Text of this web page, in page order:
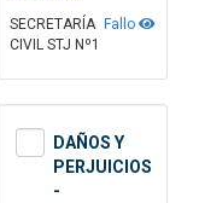
Fallo
SECRETARÍA
CIVIL STJ Nº1
DAÑOS Y
PERJUICIOS
-